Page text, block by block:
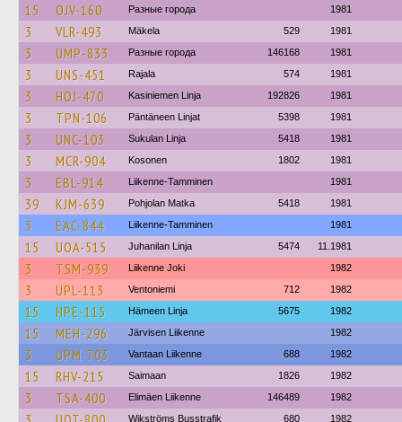
15 OJV-160 Разные города 1981
3 VLR-493 Mäkela 529 1981
3 UMP-833 Разные города 146168 1981
3 UNS-451 Rajala 574 1981
3 HOJ-470 Kasiniemen Linja 192826 1981
3 TPN-106 Päntäneen Linjat 5398 1981
3 UNC-103 Sukulan Linja 5418 1981
3 MCR-904 Kosonen 1802 1981
3 EBL-914 Liikenne-Tamminen 1981
39 KJM-639 Pohjolan Matka 5418 1981
3 EAC-844 Liikenne-Tamminen 1981
15 UOA-515 Juhanilan Linja 5474 11.1981
3 TSM-939 Liikenne Joki 1982
3 UPL-113 Ventoniemi 712 1982
15 HPE-115 Hämeen Linja 5675 1982
15 MEH-296 Järvisen Liikenne 1982
3 UPM-703 Vantaan Liikenne 688 1982
15 RHV-215 Saimaan 1826 1982
3 TSA-400 Elimäen Liikenne 146489 1982
Wikströms Busstrafik 680 1982